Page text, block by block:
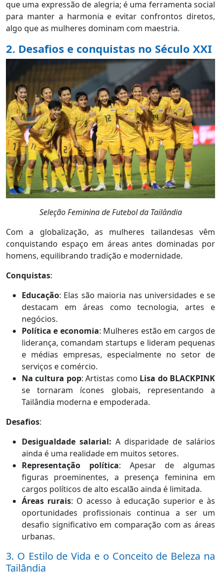
que uma expressão de alegria; é uma ferramenta social
para manter a harmonia e evitar confrontos diretos,
algo que as mulheres dominam com maestria.
2. Desafios e conquistas no Século XXI
Seleção Feminina de Futebol da Tailândia
Com a globalização, as mulheres tailandesas vêm
conquistando espaço em áreas antes dominadas por
homens, equilibrando tradição e modernidade.
Conquistas:
Educação: Elas são maioria nas universidades e se
destacam em áreas como tecnologia, artes e
negócios.
Política e economia: Mulheres estão em cargos de
liderança, comandam startups e lideram pequenas
e médias empresas, especialmente no setor de
serviços e comércio.
Na cultura pop: Artistas como Lisa do BLACKPINK
se tornaram ícones globais, representando a
Tailândia moderna e empoderada.
Desafios:
Desigualdade salarial: A disparidade de salários
ainda é uma realidade em muitos setores.
Representação política: Apesar de algumas
figuras proeminentes, a presença feminina em
cargos políticos de alto escalão ainda é limitada.
Áreas rurais: O acesso à educação superior e às
oportunidades profissionais continua a ser um
desafio significativo em comparação com as áreas
urbanas.
3. O Estilo de Vida e o Conceito de Beleza na
Tailândia